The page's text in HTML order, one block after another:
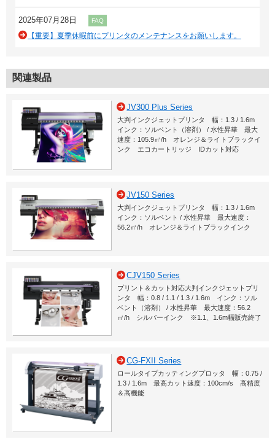
2025年07月28日 FAQ
【重要】夏季休暇前にプリンタのメンテナンスをお願いします。
関連製品
JV300 Plus Series
大判インクジェットプリンタ 幅：1.3 / 1.6m
インク：ソルベント（溶剤） / 水性昇華 最大
速度：105.9㎡/h オレンジ＆ライトブラックイ
ンク エコカートリッジ IDカット対応
JV150 Series
大判インクジェットプリンタ 幅：1.3 / 1.6m
インク：ソルベント / 水性昇華 最大速度：
56.2㎡/h オレンジ＆ライトブラックインク
CJV150 Series
プリント＆カット対応大判インクジェットプリ
ンタ 幅：0.8 / 1.1 / 1.3 / 1.6m インク：ソル
ベント（溶剤） / 水性昇華 最大速度：56.2
㎡/h シルバーインク ※1.1、1.6m幅販売終了
CG-FXII Series
ロールタイプカッティングプロッタ 幅：0.75 /
1.3 / 1.6m 最高カット速度：100cm/s 高精度
＆高機能